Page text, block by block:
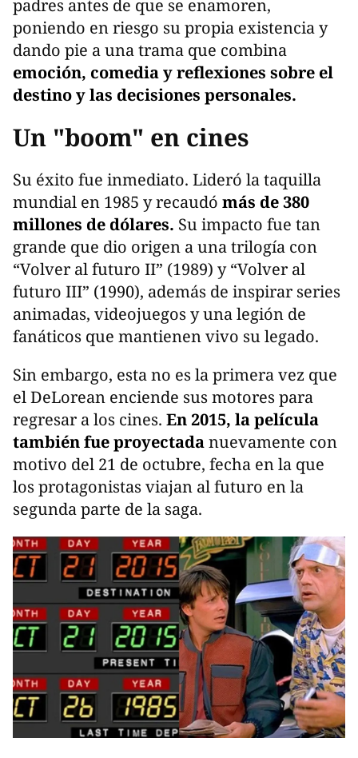
padres antes de que se enamoren,
poniendo en riesgo su propia existencia y
dando pie a una trama que combina
emoción, comedia y reflexiones sobre el
destino y las decisiones personales.
Un "boom" en cines
Su éxito fue inmediato. Lideró la taquilla
mundial en 1985 y recaudó más de 380
millones de dólares. Su impacto fue tan
grande que dio origen a una trilogía con
“Volver al futuro II” (1989) y “Volver al
futuro III” (1990), además de inspirar series
animadas, videojuegos y una legión de
fanáticos que mantienen vivo su legado.
Sin embargo, esta no es la primera vez que
el DeLorean enciende sus motores para
regresar a los cines. En 2015, la película
también fue proyectadanuevamente con
motivo del 21 de octubre, fecha en la que
los protagonistas viajan al futuro en la
segunda parte de la saga.